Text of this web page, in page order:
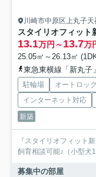
川崎市中原区上丸子天
スタイリオフィット
13.1万円～13.7万
25.05㎡～26.13㎡
東急東横線「新丸子
駐輪場 オートロック
インターネット対応
新築
『スタイリオフィット
飼育相談可能♪（小型犬
募集中の部屋